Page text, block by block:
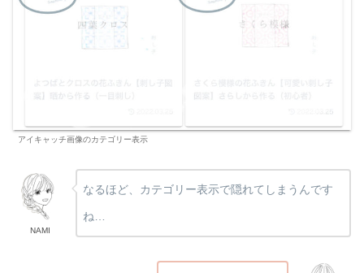
アイキャッチ画像のカテゴリー表示
NAMI
なるほど、カテゴリー表示で隠れてしまうんです
ね…